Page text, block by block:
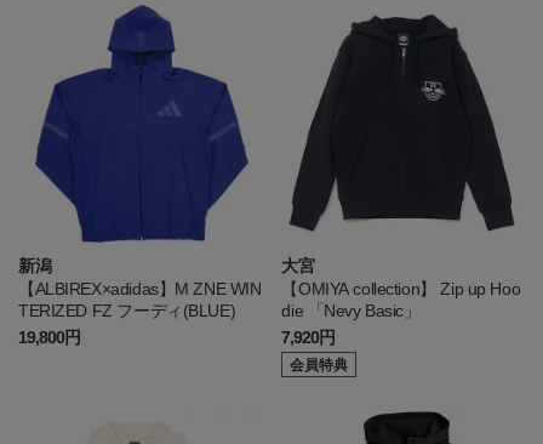
新潟
【ALBIREX×adidas】M ZNE WIN
TERIZED FZ フーディ(BLUE)
19,800円
大宮
【OMIYA collection】 Zip up Hoo
die 「Nevy Basic」
7,920円
会員特典